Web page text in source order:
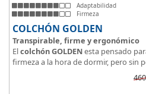
Adaptabilidad
Firmeza
COLCHÓN GOLDEN
Transpirable, firme y ergonómico
Elcolchón GOLDENesta pensado
firmeza a la hora de dormir, pero sin
adaptabilidad que nos ofrece la
Su excelente diseño, suave tejido e